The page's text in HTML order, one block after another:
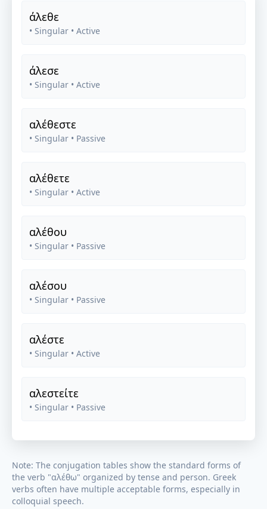
άλεθε
• Singular • Active
άλεσε
• Singular • Active
αλέθεστε
• Singular • Passive
αλέθετε
• Singular • Active
αλέθου
• Singular • Passive
αλέσου
• Singular • Passive
αλέστε
• Singular • Active
αλεστείτε
• Singular • Passive
Note: The conjugation tables show the standard forms of
the verb "αλέθω" organized by tense and person. Greek
verbs often have multiple acceptable forms, especially in
colloquial speech.